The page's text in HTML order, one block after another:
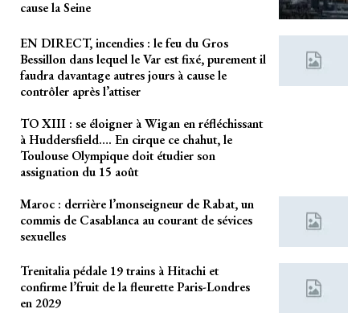
cause la Seine
EN DIRECT, incendies : le feu du Gros
Bessillon dans lequel le Var est fixé, purement il
faudra davantage autres jours à cause le
contrôler après l’attiser
TO XIII : se éloigner à Wigan en réfléchissant
à Huddersfield…. En cirque ce chahut, le
Toulouse Olympique doit étudier son
assignation du 15 août
Maroc : derrière l’monseigneur de Rabat, un
commis de Casablanca au courant de sévices
sexuelles
Trenitalia pédale 19 trains à Hitachi et
confirme l’fruit de la fleurette Paris-Londres
en 2029